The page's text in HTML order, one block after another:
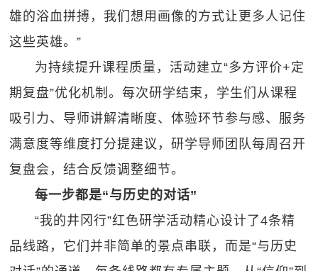
雄的浴血拼搏，我们想用画像的方式让更多人记住
这些英雄。”
为持续提升课程质量，活动建立“多方评价+定
期复盘”优化机制。每次研学结束，学生们从课程
吸引力、导师讲解清晰度、体验环节参与感、服务
满意度等维度打分提建议，研学导师团队每周召开
复盘会，结合反馈调整细节。
每一步都是“与历史的对话”
“我的井冈行”红色研学活动精心设计了4条精
品线路，它们并非简单的景点串联，而是“与历史